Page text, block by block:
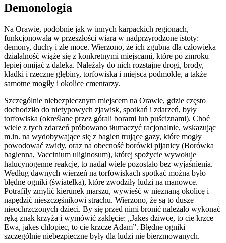
Demonologia
Na Orawie, podobnie jak w innych karpackich regionach,
funkcjonowała w przeszłości wiara w nadprzyrodzone istoty:
demony, duchy i złe moce. Wierzono, że ich zgubna dla człowieka
działalność wiąże się z konkretnymi miejscami, które po zmroku
lepiej omijać z daleka. Należały do nich rozstajne drogi, brody,
kładki i rzeczne głębiny, torfowiska i miejsca podmokłe, a także
samotne mogiły i okolice cmentarzy.
Szczególnie niebezpiecznym miejscem na Orawie, gdzie często
dochodziło do nietypowych zjawisk, spotkań i zdarzeń, były
torfowiska (określane przez górali borami lub puściznami). Choć
wiele z tych zdarzeń próbowano tłumaczyć racjonalnie, wskazując
m.in. na wydobywające się z bagien trujące gazy, które mogły
powodować zwidy, oraz na obecność borówki pijanicy (Borówka
bagienna, Vaccinium uliginosum), której spożycie wywołuje
halucynogenne reakcje, to nadal wiele pozostało bez wyjaśnienia.
Według dawnych wierzeń na torfowiskach spotkać można było
błędne ogniki (światełka), które zwodziły ludzi na manowce.
Potrafiły zmylić kierunek marszu, wywieść w nieznaną okolicę i
napędzić nieszczęśnikowi strachu. Wierzono, że są to dusze
nieochrzczonych dzieci. By się przed nimi bronić należało wykonać
ręką znak krzyża i wymówić zaklęcie: „Jakes dziwce, to cie krzce
Ewa, jakes chlopiec, to cie krzcze Adam”. Błędne ogniki
szczególnie niebezpieczne były dla ludzi nie bierzmowanych.